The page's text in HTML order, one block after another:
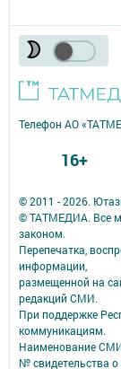
© 2011 - 2026.
© ТАТМЕДИА. Все
законом.
Перепечатка,
информации,
размещенной на
редакций СМИ.
При поддержке
коммуникациям.
Наименование
№ свидетельства
Телефон АО
16+